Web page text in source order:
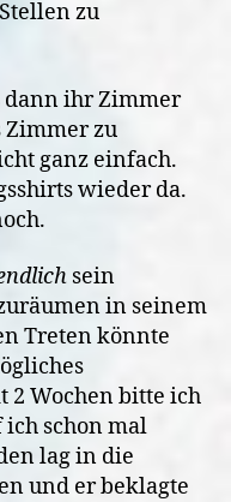
zu
dann ihr Zimmer
zu
ganz einfach.
wieder da.
sein
in seinem
Treten könnte
2 Wochen bitte ich
schon mal
lag in die
und er beklagte